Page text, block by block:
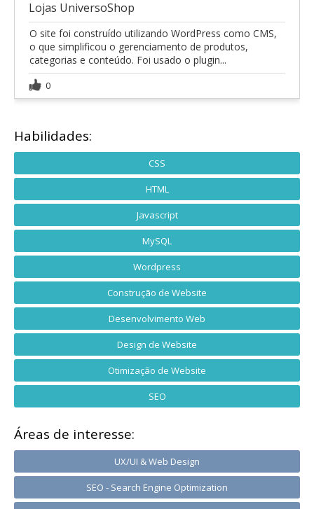
Lojas UniversoShop
O site foi construído utilizando WordPress como CMS,
o que simplificou o gerenciamento de produtos,
categorias e conteúdo. Foi usado o plugin...
0
Habilidades:
CSS
HTML
Javascript
MySQL
Wordpress
Construção de Website
Desenvolvimento Web
Design de Website
Otimização de Website
SEO
Áreas de interesse:
UX/UI & Web Design
SEO - Search Engine Optimization